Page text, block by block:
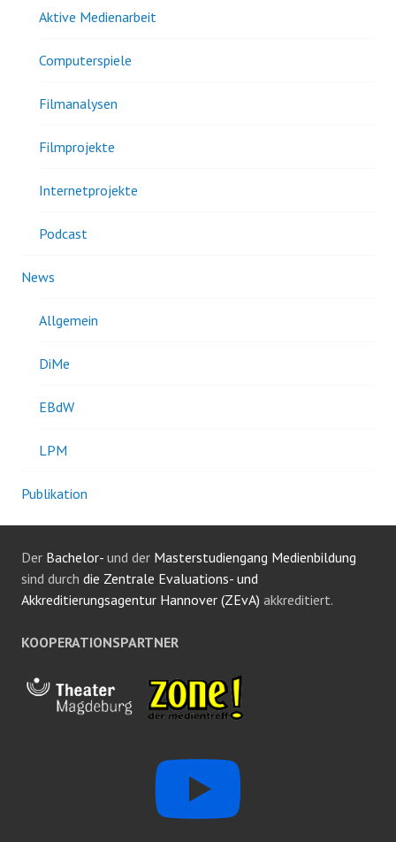
Aktive Medienarbeit
Computerspiele
Filmanalysen
Filmprojekte
Internetprojekte
Podcast
News
Allgemein
DiMe
EBdW
LPM
Publikation
Der Bachelor- und der Masterstudiengang Medienbildung
sind durch die Zentrale Evaluations- und
Akkreditierungsagentur Hannover (ZEvA) akkreditiert.
KOOPERATIONSPARTNER